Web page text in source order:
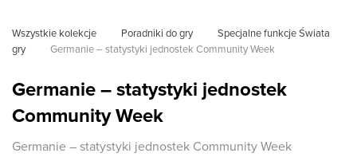
Wszystkie kolekcje Poradniki do gry
Specjalne funkcje Świata
gry
Germanie – statystyki jednostek Community Week
Germanie – statystyki jednostek
Community Week
Germanie – statystyki jednostek Community Week